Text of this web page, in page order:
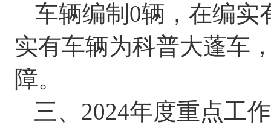
车辆编制 0辆，在编实
实有车辆为科普大蓬车
障。
三、 2024年度重点工